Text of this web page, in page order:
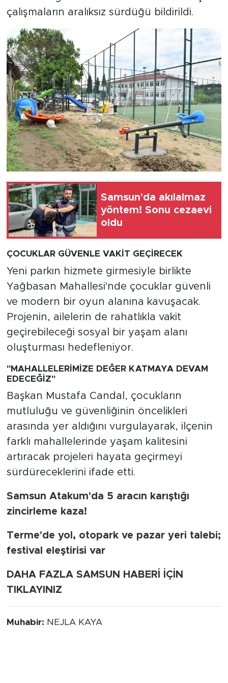
çalışmaların aralıksız sürdüğü bildirildi.
Samsun'da akılalmaz
yöntem! Sonu cezaevi
oldu
ÇOCUKLAR GÜVENLE VAKİT GEÇİRECEK
Yeni parkın hizmete girmesiyle birlikte
Yağbasan Mahallesi'nde çocuklar güvenli
ve modern bir oyun alanına kavuşacak.
Projenin, ailelerin de rahatlıkla vakit
geçirebileceği sosyal bir yaşam alanı
oluşturması hedefleniyor.
"MAHALLELERİMİZE DEĞER KATMAYA DEVAM
EDECEĞİZ"
Başkan Mustafa Candal, çocukların
mutluluğu ve güvenliğinin öncelikleri
arasında yer aldığını vurgulayarak, ilçenin
farklı mahallelerinde yaşam kalitesini
artıracak projeleri hayata geçirmeyi
sürdüreceklerini ifade etti.
Samsun Atakum'da 5 aracın karıştığı
zincirleme kaza!
Terme'de yol, otopark ve pazar yeri talebi;
festival eleştirisi var
DAHA FAZLA SAMSUN HABERİ İÇİN
TIKLAYINIZ
Muhabir: NEJLA KAYA